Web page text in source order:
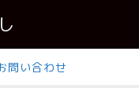
問い合わせ